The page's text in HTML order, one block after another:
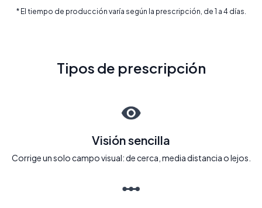
* El tiempo de producción varía según la prescripción, de 1 a 4 días.
Tipos de prescripción
Visión sencilla
Corrige un solo campo visual: de cerca, media distancia o lejos.